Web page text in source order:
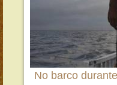
No barco